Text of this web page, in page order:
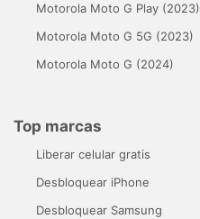
Motorola Moto G Play (2023)
Motorola Moto G 5G (2023)
Motorola Moto G (2024)
Top marcas
Liberar celular gratis
Desbloquear iPhone
Desbloquear Samsung